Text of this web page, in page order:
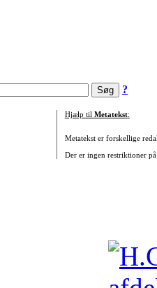
?
Hjælp til Metatekst:
Metatekst er forskellige
Der er ingen restriktioner